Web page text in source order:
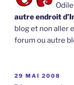
autre endroit
blog et non aller
forum ou autre
PUBLIÉ
29 MAI 2008